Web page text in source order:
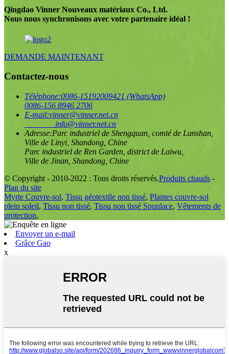
Qingdao Vinner Nouveaux matériaux Co., Ltd.
Nous nous synchronisons avec votre partenaire idéal !
DEMANDE MAINTENANT
Contactez-nous
Téléphone:0086-15192009421 (WhatsApp)
0086-156 8946 2706
E-mail:vinner@vinner.net.cn
info@vinner.net.cn
Adresse:Parc industriel de Shengquan, comté de Lanshan,
Ville de Linyi, Shandong, Chine
Parc industriel de Ren Garden, district de Laiwu,
Ville de Jinan, Shandong, Chine
© Copyright - 2010-2022 : Tous droits réservés.Produits chauds -
Plan du site
Myrte Couvre-sol, Tissu géotextile non tissé, Plantes couvre-sol
plein soleil, Tissu non tissé, Tissu non tissé Spunlace, Vêtements de
protection,
Envoyer un e-mail
Grâce Gao
x